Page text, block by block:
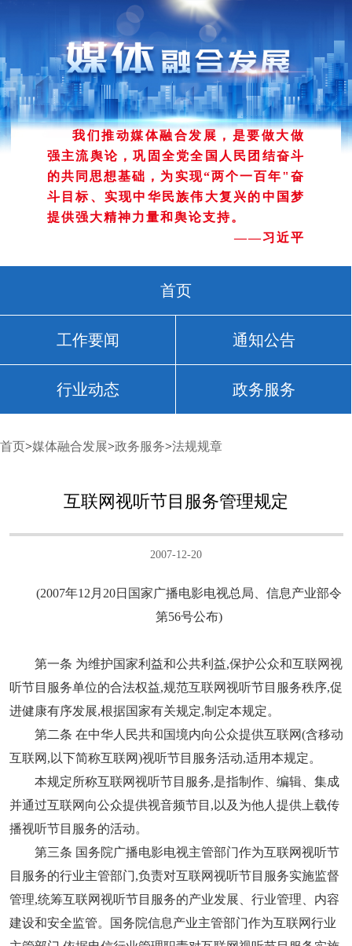
我们推动媒体融合发展，是要做大做
强主流舆论，巩固全党全国人民团结奋斗
的共同思想基础，为实现“两个一百年"奋
斗目标、实现中华民族伟大复兴的中国梦
提供强大精神力量和舆论支持。
——习近平
首页
工作要闻 通知公告
行业动态 政务服务
首页>媒体融合发展>政务服务>法规规章
互联网视听节目服务管理规定
2007-12-20
(2007年12月20日国家广播电影电视总局、信息产业部令
第56号公布)
第一条 为维护国家利益和公共利益,保护公众和互联网视
听节目服务单位的合法权益,规范互联网视听节目服务秩序,促
进健康有序发展,根据国家有关规定,制定本规定。
第二条 在中华人民共和国境内向公众提供互联网(含移动
互联网,以下简称互联网)视听节目服务活动,适用本规定。
本规定所称互联网视听节目服务,是指制作、编辑、集成
并通过互联网向公众提供视音频节目,以及为他人提供上载传
播视听节目服务的活动。
第三条 国务院广播电影电视主管部门作为互联网视听节
目服务的行业主管部门,负责对互联网视听节目服务实施监督
管理,统筹互联网视听节目服务的产业发展、行业管理、内容
建设和安全监管。国务院信息产业主管部门作为互联网行业